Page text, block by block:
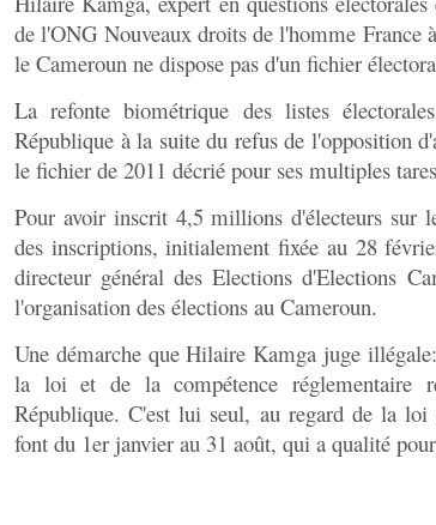
de l'ONG Nouveaux droits de l'homme France
le Cameroun ne dispose pas d'un fichier
La refonte biométrique des listes
République à la suite du refus de l'opposition
le fichier de 2011 décrié pour ses multiples
Pour avoir inscrit 4,5 millions d'électeurs sur
des inscriptions, initialement fixée au 28
directeur général des Elections d'Elections
l'organisation des élections au Cameroun.
Une démarche que Hilaire Kamga juge
la loi et de la compétence réglementaire
République. C'est lui seul, au regard de la
font du 1er janvier au 31 août, qui a qualité